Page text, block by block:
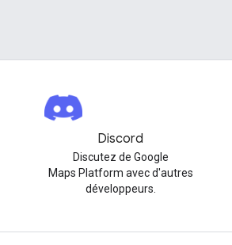
Discord
Discutez de Google
Maps Platform avec d'autres
développeurs.